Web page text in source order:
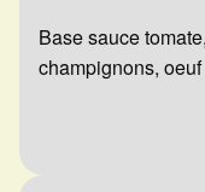
Base sauce
champignons, oeuf